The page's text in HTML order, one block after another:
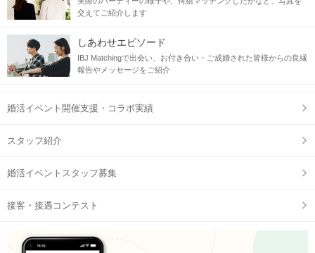
交えてご紹介します
しあわせエピソード
IBJ Matchingで出会い、お付き合い・ご成婚された皆様からの良縁
報告やメッセージをご紹介
婚活イベント開催支援・コラボ実績
スタッフ紹介
婚活イベントスタッフ募集
接客・接遇コンテスト